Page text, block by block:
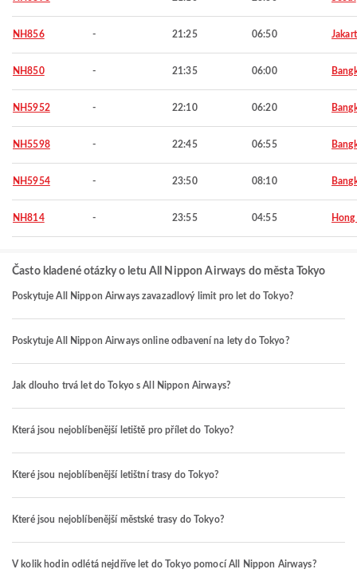
NH856 - 21:25 06:50
NH850 - 21:35 06:00
NH5952 - 22:10 06:20
NH5598 - 22:45 06:55
NH5954 - 23:50 08:10
NH814 - 23:55 04:55
Často kladené otázky o letu All Nippon Airways do města Tokyo
Poskytuje All Nippon Airways zavazadlový limit pro let do Tokyo?
Poskytuje All Nippon Airways online odbavení na lety do Tokyo?
Jak dlouho trvá let do Tokyo s All Nippon Airways?
Která jsou nejoblíbenější letiště pro přílet do Tokyo?
Které jsou nejoblíbenější letištní trasy do Tokyo?
Které jsou nejoblíbenější městské trasy do Tokyo?
V kolik hodin odlétá nejdříve let do Tokyo pomocí All Nippon Airways?